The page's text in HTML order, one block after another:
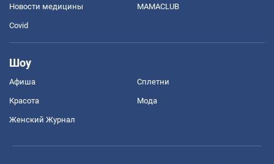
Новости медицины MAMACLUB
Covid
Шоу
Афиша Сплетни
Красота Мода
Женский Журнал